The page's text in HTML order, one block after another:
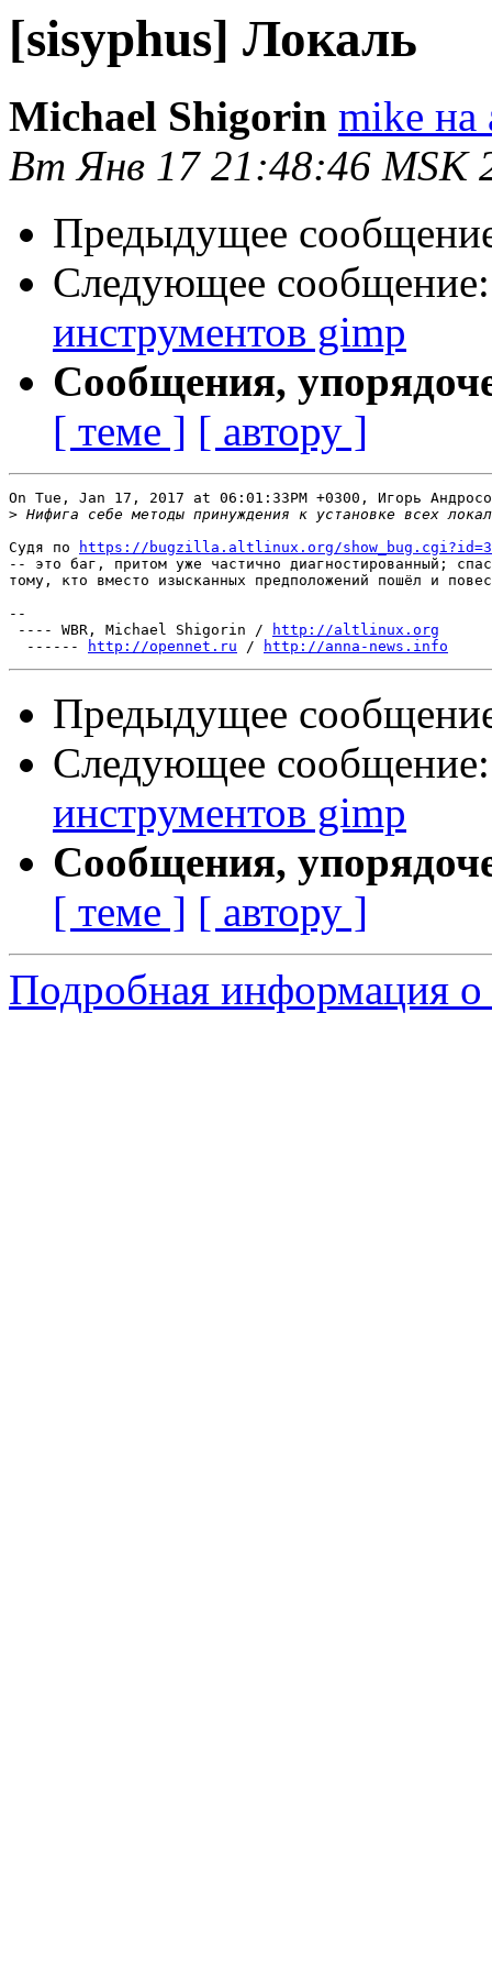
[sisyphus] Локаль
Michael Shigorin mike
Вт Янв 17 21:48:46 MSK
Предыдущее
Следующее
инструментов gimp
Сообщения,
[ теме ] [ автору ]
On Tue, Jan 17, 2017 at 06:01:33PM +0300, Игорь
>
Судя по
https://bugzilla.altlinux.org/
-- это баг, притом уже частично диагностированный;
тому, кто вместо изысканных предположений пошёл и
--
---- WBR, Michael Shigorin /
http://altlinux.org
------
http://opennet.ru / http://anna-news.info
Предыдущее
Следующее
инструментов gimp
Сообщения,
[ теме ] [ автору ]
Подробная информация о